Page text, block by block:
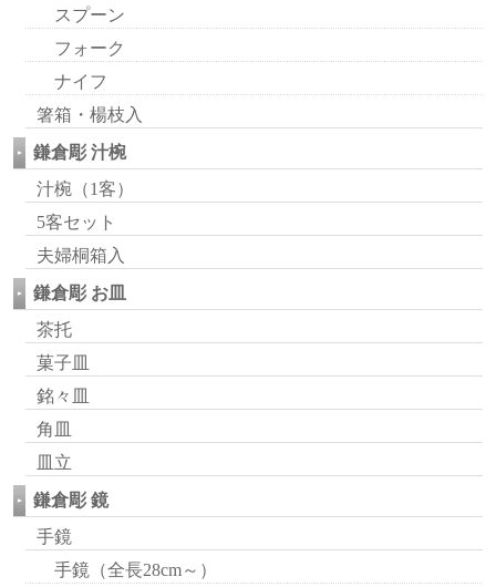
スプーン
フォーク
ナイフ
箸箱・楊枝入
鎌倉彫 汁椀
汁椀（1客）
5客セット
夫婦桐箱入
鎌倉彫 お皿
茶托
菓子皿
銘々皿
角皿
皿立
鎌倉彫 鏡
手鏡
手鏡（全長28cm～）